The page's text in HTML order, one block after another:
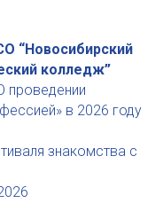
“Новосибирский
колледж”
проведении
в 2026 году
знакомства с